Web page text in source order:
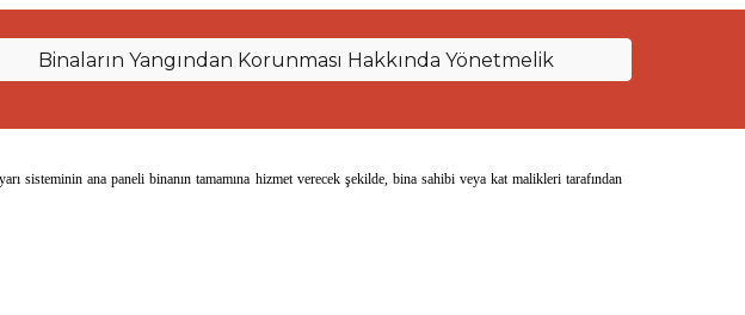
Binaların Yangından Korunması Hakkında Yönetmelik
sisteminin ana paneli binanın tamamına hizmet verecek şekilde, bina sahibi veya kat malikleri tarafından